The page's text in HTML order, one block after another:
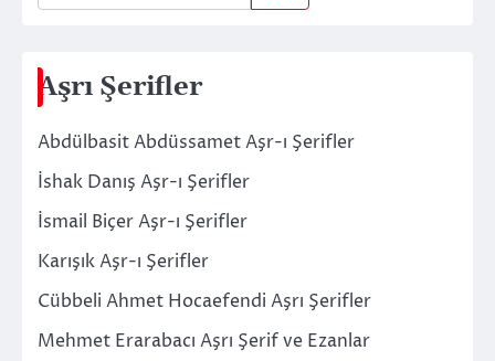
Aşrı Şerifler
Abdülbasit Abdüssamet Aşr-ı Şerifler
İshak Danış Aşr-ı Şerifler
İsmail Biçer Aşr-ı Şerifler
Karışık Aşr-ı Şerifler
Cübbeli Ahmet Hocaefendi Aşrı Şerifler
Mehmet Erarabacı Aşrı Şerif ve Ezanlar